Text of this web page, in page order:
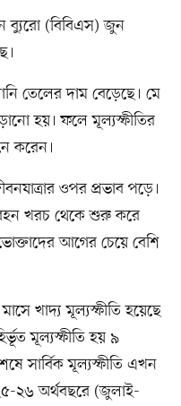
ব্যুরো (বিবিএস) জুন
তেলের দাম বেড়েছে। মে
হয়। ফলে মূল্যস্ফীতির
করেন।
ওপর প্রভাব পড়ে।
খরচ থেকে শুরু করে
আগের চেয়ে বেশি
খাদ্য মূল্যস্ফীতি হয়েছে
মূল্যস্ফীতি হয় ৯
সার্বিক মূল্যস্ফীতি এখন
২৬ অর্থবছরে (জুলাই-